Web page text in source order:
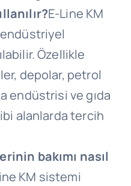
E-Line KM
Özellikle
depolar, petrol
endüstrisi ve gıda
alanlarda tercih
bakımı nasıl
KM sistemi